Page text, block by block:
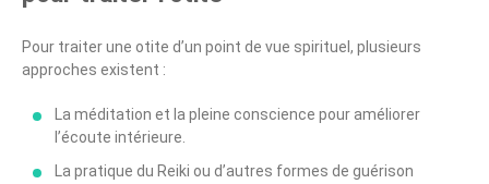
Pour traiter une otite d’un point de vue spirituel, plusieurs
approches existent :
La méditation et la pleine conscience pour améliorer
l’écoute intérieure.
La pratique du Reiki ou d’autres formes de guérison